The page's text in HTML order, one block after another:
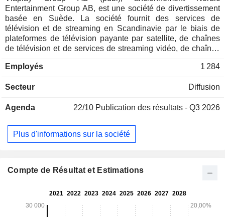
Entertainment Group AB, est une société de divertissement
basée en Suède. La société fournit des services de
télévision et de streaming en Scandinavie par le biais de
plateformes de télévision payante par satellite, de chaînes
de télévision et de services de streaming vidéo, de chaînes
commerciaux et d'une offre de télévision groupée.
télévision, des publicités, des longs métrages et des
sociaux. En outre, la société acquiert et distribue des droits
distributeurs. La société exploite également des sociétés de
production en Europe et vend du contenu à des clients dans
Employés 1 284
Secteur Diffusion
Agenda 22/10 Publication des résultats - Q3 2026
Plus d'informations sur la société
Compte de Résultat et Estimations